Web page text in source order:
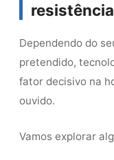
resistência
Dependendo do
pretendido,
fator decisivo na
ouvido.
Vamos explorar